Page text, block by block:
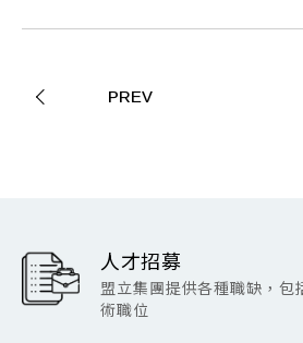
PREV
人才招募
盟立集團提供各種職缺，包
術職位